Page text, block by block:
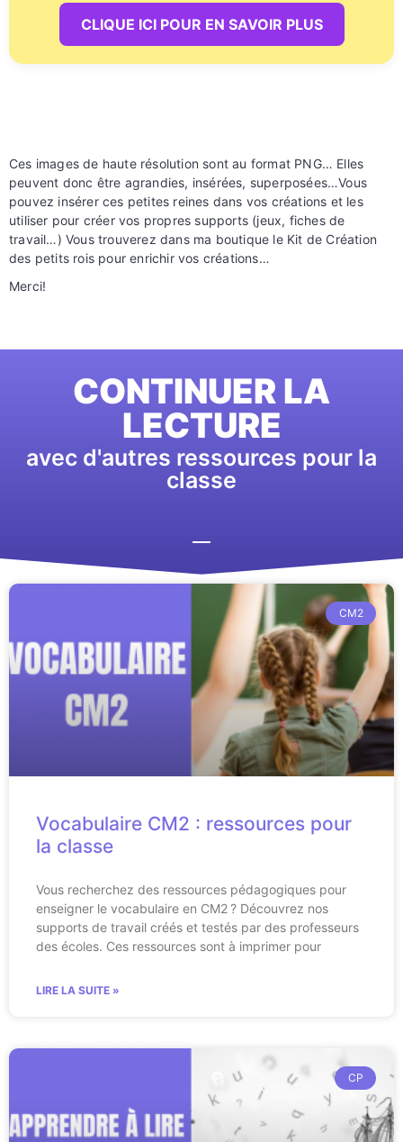
CLIQUE ICI POUR EN SAVOIR PLUS
Ces images de haute résolution sont au format PNG… Elles
peuvent donc être agrandies, insérées, superposées…Vous
pouvez insérer ces petites reines dans vos créations et les
utiliser pour créer vos propres supports (jeux, fiches de
travail…) Vous trouverez dans ma boutique le Kit de Création
des petits rois pour enrichir vos créations…
Merci!
CONTINUER LA
LECTURE
avec d'autres ressources pour la
classe
CM2
Vocabulaire CM2 : ressources pour
la classe
Vous recherchez des ressources pédagogiques pour
enseigner le vocabulaire en CM2 ? Découvrez nos
supports de travail créés et testés par des professeurs
des écoles. Ces ressources sont à imprimer pour
LIRE LA SUITE »
CP